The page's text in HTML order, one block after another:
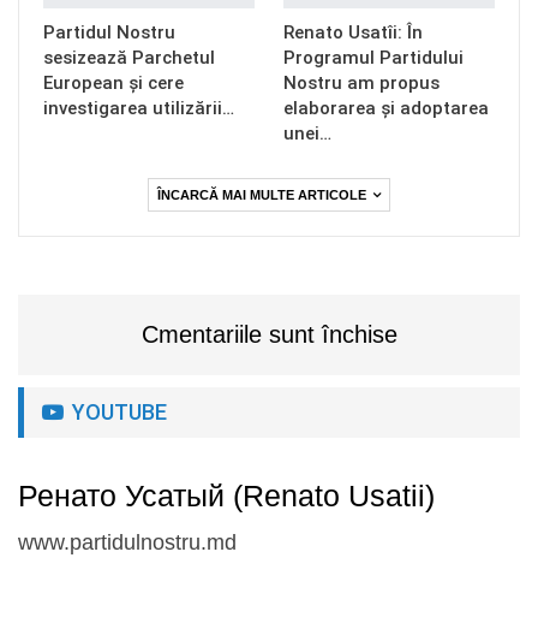
Partidul Nostru
sesizează Parchetul
European și cere
investigarea utilizării…
Renato Usatîi: În
Programul Partidului
Nostru am propus
elaborarea și adoptarea
unei…
ÎNCARCĂ MAI MULTE ARTICOLE
Cmentariile sunt închise
YOUTUBE
Ренато Усатый (Renato Usatii)
www.partidulnostru.md